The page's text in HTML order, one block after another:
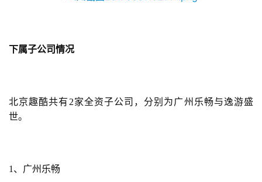
接
会
海
下属子公司情况
北京趣酷共有2家全资子公司，分别为广州乐畅与逸游盛
世。
1、广州乐畅